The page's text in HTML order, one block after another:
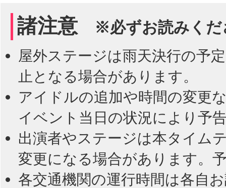
諸注意 ※必ずお読みくだ
屋外ステージは雨天決行の予
止となる場合があります。
アイドルの追加や時間の変更
イベント当日の状況により予
出演者やステージは本タイム
変更になる場合があります。
各交通機関の運行時間は各自